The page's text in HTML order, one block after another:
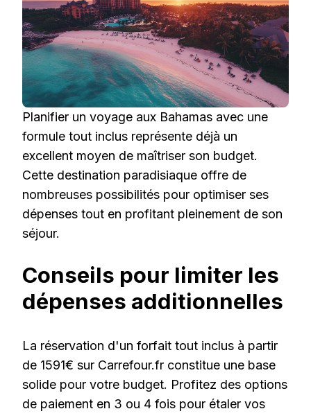
Planifier un voyage aux Bahamas avec une
formule tout inclus représente déjà un
excellent moyen de maîtriser son budget.
Cette destination paradisiaque offre de
nombreuses possibilités pour optimiser ses
dépenses tout en profitant pleinement de son
séjour.
Conseils pour limiter les
dépenses additionnelles
La réservation d'un forfait tout inclus à partir
de 1591€ sur Carrefour.fr constitue une base
solide pour votre budget. Profitez des options
de paiement en 3 ou 4 fois pour étaler vos